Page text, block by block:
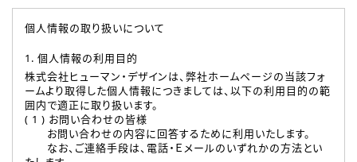
個人情報の取り扱いについて
1. 個人情報の利用目的
株式会社ヒューマン・デザインは、弊社ホームページの当該フォ
ームより取得した個人情報につきましては、以下の利用目的の範
囲内で適正に取り扱います。
( 1 ) お問い合わせの皆様
お問い合わせの内容に回答するために利用いたします。
なお、ご連絡手段は、電話・Ｅメールのいずれかの方法とい